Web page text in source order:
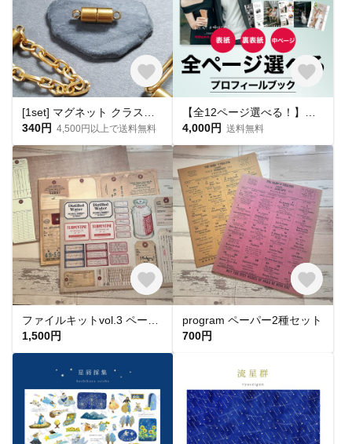
340円 4,500円以上で送料無料
4,000円 送料無料
1,500円
program ペーパー2種セット
700円